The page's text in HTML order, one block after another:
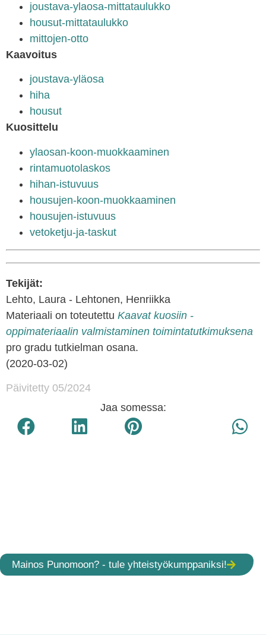
joustava-ylaosa-mittataulukko
housut-mittataulukko
mittojen-otto
Kaavoitus
joustava-yläosa
hiha
housut
Kuosittelu
ylaosan-koon-muokkaaminen
rintamuotolaskos
hihan-istuvuus
housujen-koon-muokkaaminen
housujen-istuvuus
vetoketju-ja-taskut
Tekijät:
Lehto, Laura - Lehtonen, Henriikka
Materiaali on toteutettu Kaavat kuosiin -
oppimateriaalin valmistaminen toimintatutkimuksena
pro gradu tutkielman osana.
(2020-03-02)
Päivitetty 05/2024
Jaa somessa:
Mainos Punomoon? - tule yhteistyökumppaniksi!